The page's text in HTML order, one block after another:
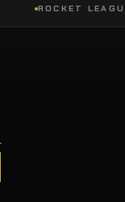
ROCKET LEAGUE